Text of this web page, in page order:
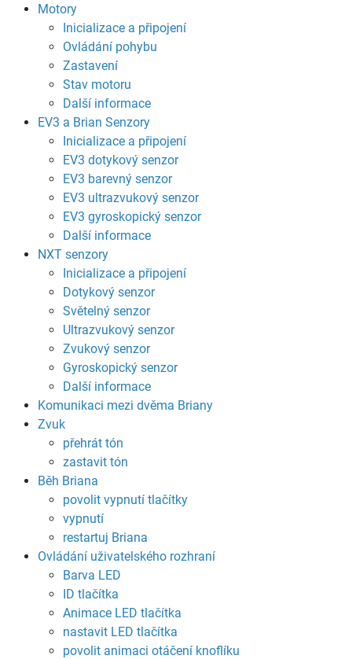
Motory
Inicializace a připojení
Ovládání pohybu
Zastavení
Stav motoru
Další informace
EV3 a Brian Senzory
Inicializace a připojení
EV3 dotykový senzor
EV3 barevný senzor
EV3 ultrazvukový senzor
EV3 gyroskopický senzor
Další informace
NXT senzory
Inicializace a připojení
Dotykový senzor
Světelný senzor
Ultrazvukový senzor
Zvukový senzor
Gyroskopický senzor
Další informace
Komunikaci mezi dvěma Briany
Zvuk
přehrát tón
zastavit tón
Běh Briana
povolit vypnutí tlačítky
vypnutí
restartuj Briana
Ovládání uživatelského rozhraní
Barva LED
ID tlačítka
Animace LED tlačítka
nastavit LED tlačítka
povolit animaci otáčení knoflíku